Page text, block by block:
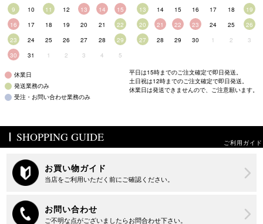
9
10 11 12 13 14
15
16
17 18 19 20 21
22
23
24 25 26 27 28
29
30
31 1 2 3 4 5
13
14 15 16 17 18
19
20
21 22 23 24 25
26
27
28 29 30 1 2 3
休業日
発送業務のみ
受注・お問い合わせ業務のみ
平日は15時までのご注文確定で即日発送。
土日祝は12時までのご注文確定で即日発送。
休業日は発送できませんので、ご注意願います。
SHOPPING GUIDE ご利用ガイド